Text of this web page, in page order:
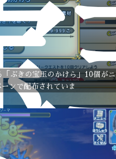
ぶきの宝玉のかけら」10個がニ
ンで配布されていま